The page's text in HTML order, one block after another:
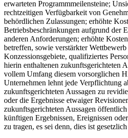
erwarteten Programmmeilensteine;
rechtzeitigen Verfügbarkeit von
behördlichen Zulassungen; erhöhte
Betriebsbeschränkungen aufgrund der
anderen Anforderungen; erhöhte
betreffen, sowie verstärkter
Konzessionsgebiete, qualifiziertes
hierin enthaltenen zukunftsgerichteten
vollem Umfang diesem vorsorglichen
Unternehmen lehnt jede Verpflichtung
zukunftsgerichteten Aussagen zu
oder die Ergebnisse etwaiger
zukunftsgerichteten Aussagen
künftigen Ergebnissen, Ereignissen
zu tragen, es sei denn, dies ist